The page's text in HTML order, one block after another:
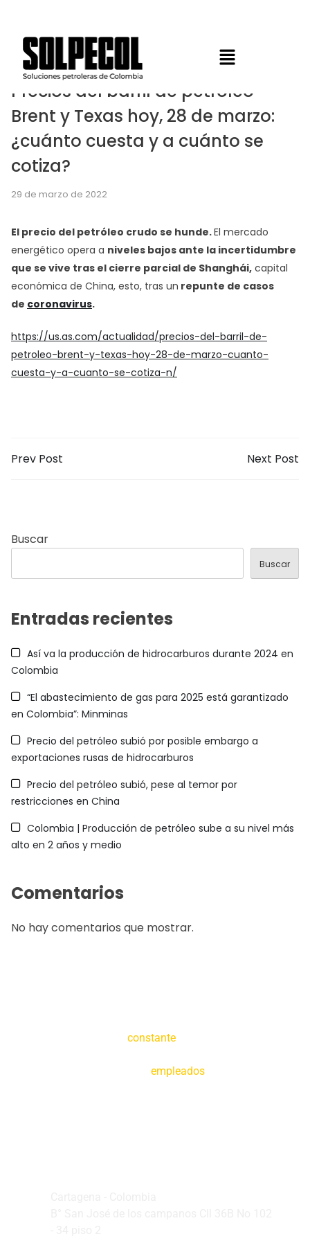
Precios del barril de petróleo
Brent y Texas hoy, 28 de marzo:
¿cuánto cuesta y a cuánto se
cotiza?
29 de marzo de 2022
El precio del petróleo crudo se hunde.El mercado
energético opera a niveles bajos ante la incertidumbre
que se vive tras el cierre parcial de Shanghái, capital
económica de China, esto, tras un repunte de casos
de coronavirus.
https://us.as.com/actualidad/precios-del-barril-de-
petroleo-brent-y-texas-hoy-28-de-marzo-cuanto-
cuesta-y-a-cuanto-se-cotiza-n/
Prev Post Next Post
Buscar
Buscar
Entradas recientes
Así va la producción de hidrocarburos durante 2024 en
Colombia
“El abastecimiento de gas para 2025 está garantizado
en Colombia”: Minminas
Precio del petróleo subió por posible embargo a
exportaciones rusas de hidrocarburos
Precio del petróleo subió, pese al temor por
restricciones en China
Colombia | Producción de petróleo sube a su nivel más
alto en 2 años y medio
Comentarios
No hay comentarios que mostrar.
constante
empleados